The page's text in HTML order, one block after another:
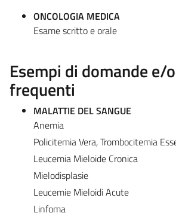
ONCOLOGIA MEDICA
Esame scritto e orale
Esempi di domande e/
frequenti
MALATTIE DEL SANGUE
Anemia
Policitemia Vera, Trombocitemia
Leucemia Mieloide Cronica
Mielodisplasie
Leucemie Mieloidi Acute
Linfoma